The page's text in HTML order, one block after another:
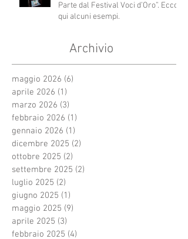
Parte dal Festival Voci d’Oro”. Ecco
qui alcuni esempi.
Archivio
maggio 2026 (6)
aprile 2026 (1)
marzo 2026 (3)
febbraio 2026 (1)
gennaio 2026 (1)
dicembre 2025 (2)
ottobre 2025 (2)
settembre 2025 (2)
luglio 2025 (2)
giugno 2025 (1)
maggio 2025 (9)
aprile 2025 (3)
febbraio 2025 (4)